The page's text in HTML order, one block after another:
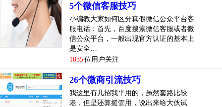
5个微信客服技巧
小编教大家如何区分真假微信公众平台客
服电话：首先，百度搜索微信客服或者微
信公众平台，一般出现官方认证的基本上
是安全…
1035位用户关注
26个微商引流技巧
我这里有几招我平用的，虽然套路比较
老，但是还算挺管用，说出来给大伙试